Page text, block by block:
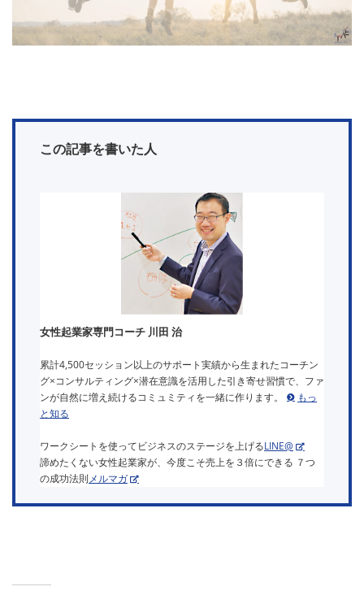
この記事を書いた人
女性起業家専門コーチ 川田 治
累計4,500セッション以上のサポート実績から生まれたコーチン
グ×コンサルティング×潜在意識を活用した引き寄せ習慣で、ファ
ンが自然に増え続けるコミュミティを一緒に作ります。
もっ
と知る
ワークシートを使ってビジネスのステージを上げるLINE@
諦めたくない女性起業家が、今度こそ売上を３倍にできる ７つ
の成功法則メルマガ